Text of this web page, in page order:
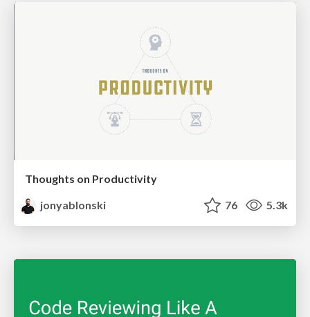
Thoughts on Productivity
jonyablonski
76 5.3k